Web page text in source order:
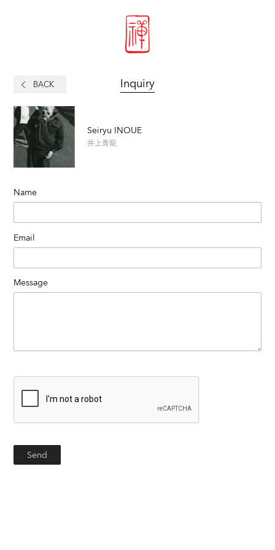
Inquiry
BACK
Seiryu INOUE
井上青龍
Name
Email
Message